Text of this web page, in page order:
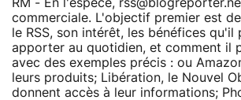
RM - En l'espèce,
commerciale. L'objectif premier est
le RSS, son intérêt, les bénéfices qu'il
apporter au quotidien, et comment il
avec des exemples précis : ou
leurs produits; Libération, le Nouvel
donnent accès à leur informations;